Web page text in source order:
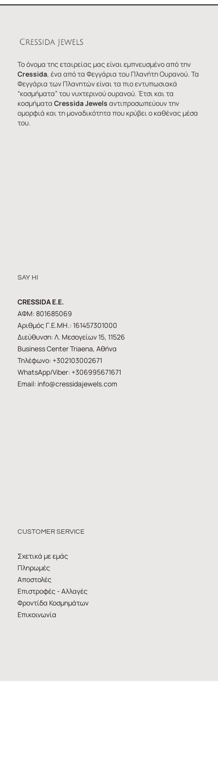
Το όνομα της εταιρείας μας είναι εμπνευσμένο από την
Cressida, ένα από τα Φεγγάρια του Πλανήτη Ουρανού. Τα
Φεγγάρια των Πλανητών είναι τα πιο εντυπωσιακά
“κοσμήματα” του νυχτερινού ουρανού. Έτσι και τα
κοσμήματα Cressida Jewels αντιπροσωπεύουν την
ομορφιά και τη μοναδικότητα που κρύβει ο καθένας μέσα
του.
SAY HI
CRESSIDA E.E.
ΑΦΜ: 801685069
Αριθμός Γ.Ε.ΜΗ.: 161457301000
Διεύθυνση: Λ. Μεσογείων 15, 11526
Business Center Triaena, Αθήνα
Τηλέφωνο: +302103002671
WhatsApp/Viber: +306995671671
Email: info@cressidajewels.com
CUSTOMER SERVICE
Σχετικά με εμάς
Πληρωμές
Αποστολές
Επιστροφές - Αλλαγές
Φροντίδα Κοσμημάτων
Επικοινωνία